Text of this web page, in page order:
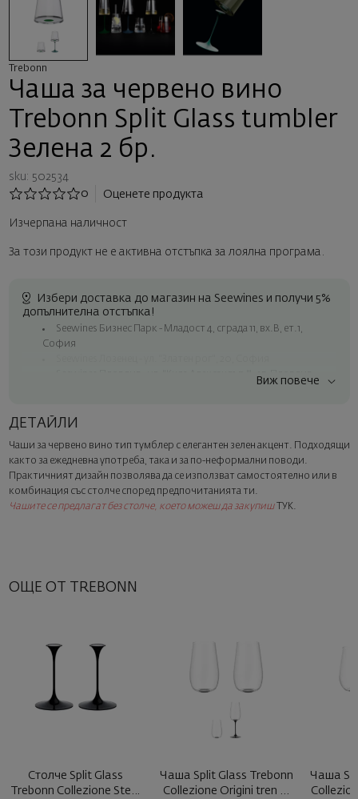
Trebonn
Чаша за червено вино
Trebonn Split Glass tumbler
Зелена 2 бр.
sku: 502534
0
Оценете продукта
Изчерпана наличност
За този продукт не е активна отстъпка за лоялна програма.
Избери доставка до магазин на Seewines и получи 5%
допълнителна отстъпка!
Seewines Бизнес Парк - Младост 4, сграда 11, вх.В, ет.1,
София
Seewines Пловдив - ул. "Княз Александър I", 45, Пловдив
Куриер на Seewines до адрес в рамките на град София
Изненадайте със стил
Добавете луксозна подаръчна опаковка и персонализирана
картичка с ваше пожелание. Изберете тази опция в
следващата стъпка от поръчката.
Виж повече
ДЕТАЙЛИ
Чаши за червено вино тип тумблер с елегантен зелен акцент. Подходящи
както за ежедневна употреба, така и за по-неформални поводи.
Практичният дизайн позволява да се използват самостоятелно или в
комбинация със столче според предпочитанията ти.
Чашите се предлагат без столче, което можеш да закупиш ТУК.
ОЩЕ ОТ TREBONN
Столче Split Glass
Trebonn Collezione Stem
Чаша Split Glass Trebonn
Collezione Origini tren ...
Чаша